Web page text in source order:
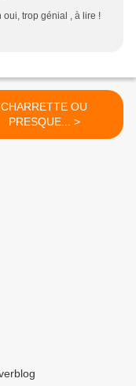
oui, trop génial , à lire !
CHARRETTE OU
PRESQUE... >